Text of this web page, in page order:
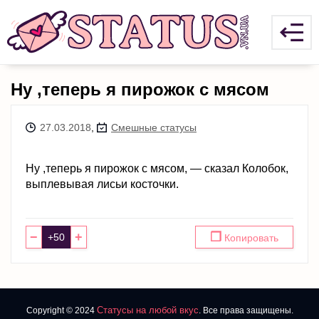
Ну ,теперь я пирожок с мясом
27.03.2018 Смешные статусы
Ну ,теперь я пирожок с мясом, — сказал Колобок,
выплевывая лисьи косточки.
− + ❐ Копировать
Copyright © 2024 Статусы на любой вкус. Все права защищены.